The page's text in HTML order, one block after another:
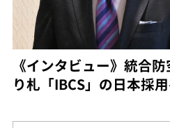
《インタビュー》統合
り札「IBCS」の日本採